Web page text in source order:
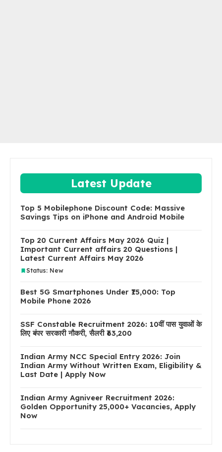
Latest Update
Top 5 Mobilephone Discount Code: Massive
Savings Tips on iPhone and Android Mobile
Top 20 Current Affairs May 2026 Quiz |
Important Current affairs 20 Questions |
Latest Current Affairs May 2026
Status: New
Best 5G Smartphones Under ₹15,000: Top
Mobile Phone 2026
SSF Constable Recruitment 2026: 10वीं पास युवाओं के
लिए बंपर सरकारी नौकरी, सैलरी ₹63,200
Indian Army NCC Special Entry 2026: Join
Indian Army Without Written Exam, Eligibility &
Last Date | Apply Now
Indian Army Agniveer Recruitment 2026:
Golden Opportunity 25,000+ Vacancies, Apply
Now